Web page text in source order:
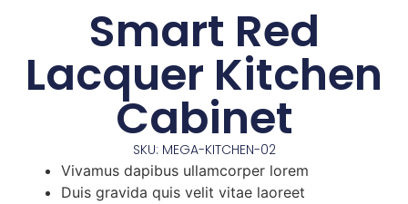
Smart Red
Lacquer Kitchen
Cabinet
SKU: MEGA-KITCHEN-02
Vivamus dapibus ullamcorper lorem
Duis gravida quis velit vitae laoreet